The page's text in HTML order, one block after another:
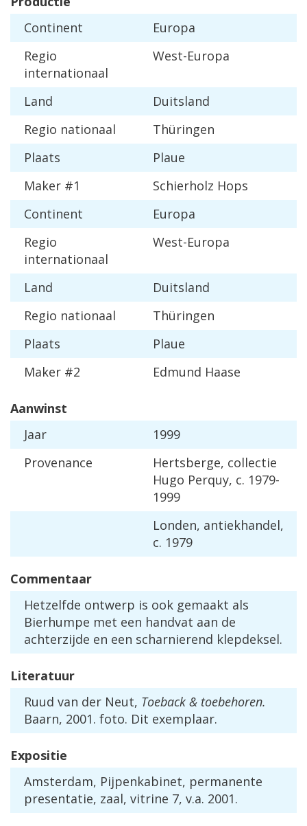
Continent
Europa
Regio
internationaal
West-Europa
Land
Duitsland
Regio nationaal
Thüringen
Plaats
Plaue
Maker #1
Schierholz Hops
Continent
Europa
Regio
internationaal
West-Europa
Land
Duitsland
Regio nationaal
Thüringen
Plaats
Plaue
Maker #2
Edmund Haase
Aanwinst
Jaar
1999
Provenance
Hertsberge, collectie
Hugo Perquy, c. 1979-
1999
Londen, antiekhandel,
c. 1979
Commentaar
Hetzelfde ontwerp is ook gemaakt als
Bierhumpe met een handvat aan de
achterzijde en een scharnierend klepdeksel.
Literatuur
Ruud van der Neut, Toeback & toebehoren.
Baarn, 2001. foto. Dit exemplaar.
Expositie
Amsterdam, Pijpenkabinet, permanente
presentatie, zaal, vitrine 7, v.a. 2001.